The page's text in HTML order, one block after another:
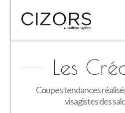
Les
Coupes tendances
visagistes des